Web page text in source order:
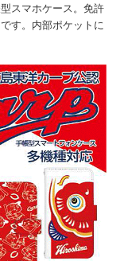
スマホケース。免許
す。内部ポケットに